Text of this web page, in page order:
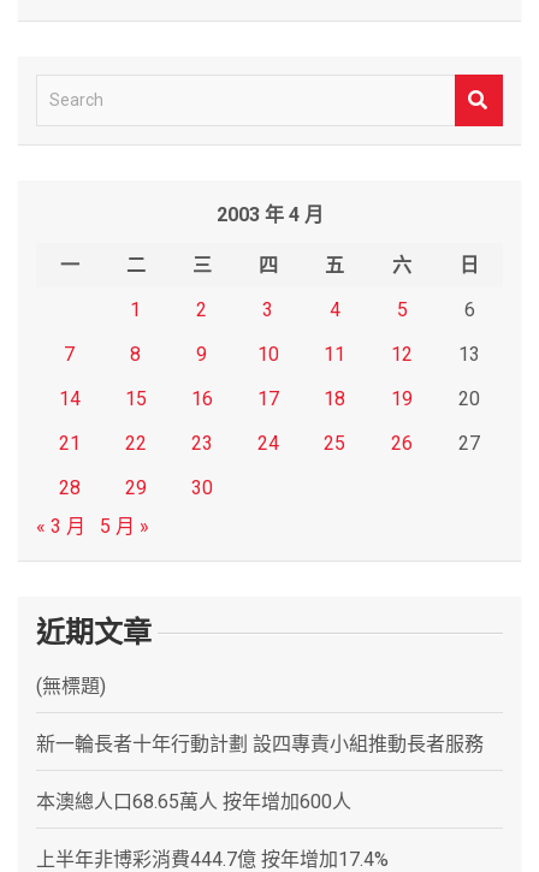
e
2003 年 4 月
一 二 三 四 五 六
日
1
2 3 4 5
6
7
8 9 10 11 12
13
14
15 16 17 18 19
20
21
22 23 24 25 26
27
28
29
30
« 3 月
5 月 »
近期文章
(無標題)
新一輪長者十年行動計劃 設四專責小組推動長者服務
本澳總人口68.65萬人 按年增加600人
上半年非博彩消費444.7億 按年增加17.4%